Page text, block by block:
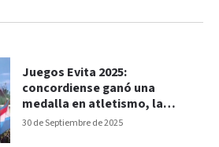
30 de Septiembre de 2025
Juegos Evita 2025:
concordiense ganó una
medalla en atletismo, la
primera para Entre Ríos